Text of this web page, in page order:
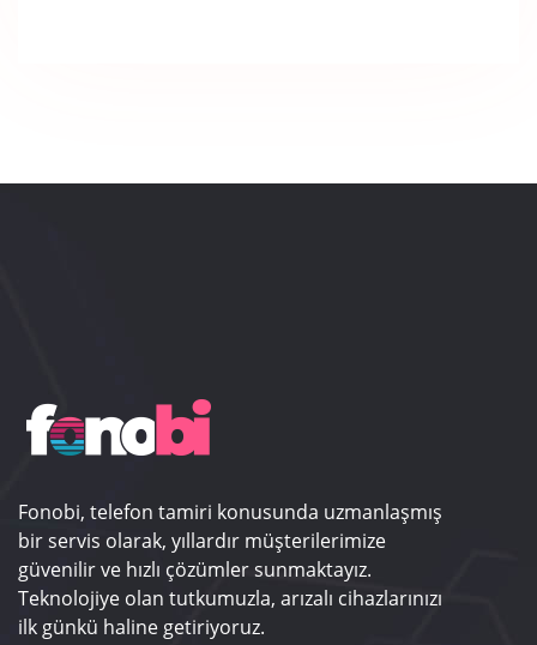
Fonobi, telefon tamiri konusunda uzmanlaşmış
bir servis olarak, yıllardır müşterilerimize
güvenilir ve hızlı çözümler sunmaktayız.
Teknolojiye olan tutkumuzla, arızalı cihazlarınızı
ilk günkü haline getiriyoruz.